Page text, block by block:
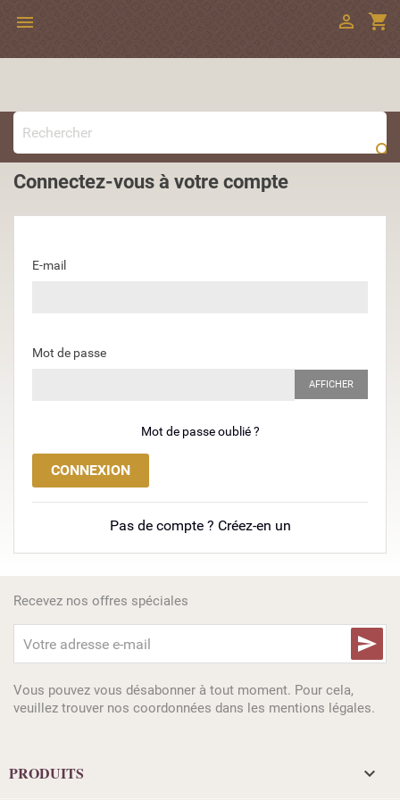
 shopping_cart


Connectez-vous à votre compte
E-mail
Mot de passe
AFFICHER
Mot de passe oublié ?
CONNEXION
Pas de compte ? Créez-en un
Recevez nos offres spéciales

Vous pouvez vous désabonner à tout moment. Pour cela,
veuillez trouver nos coordonnées dans les mentions légales.
PRODUITS 